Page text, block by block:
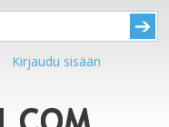
Kirjaudu sisään